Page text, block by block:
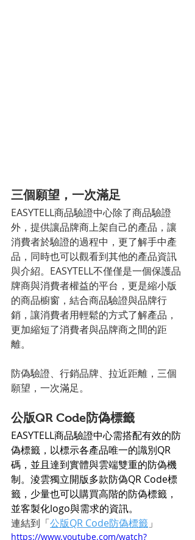
三個願望，一次滿足
EASYTELL商品驗證中心除了商品驗證
外，提供讓品牌商上架自己的產品，讓
消費者於驗證的過程中，更了解手中產
品，同時也可以觀看到其他的產品資訊
與介紹。EASYTELL不僅僅是一個保護品
牌商與消費者權益的平台，更是縮小版
的商品櫥窗，結合商品驗證與品牌行
銷，讓消費者用輕鬆的方式了解產品，
更加縮短了消費者與品牌商之間的距
離。
防偽驗證、行銷品牌、拉近距離，三個
願望，一次滿足。
公版QR Code防偽標籤
EASYTELL商品驗證中心需搭配有效的防
偽標籤，以標示各產品唯一的識別QR
碼，並且達到實體與雲端雙重的防偽機
制。淩雲獨立開版多款防偽QR Code標
籤，少量也可以購買高階的防偽標籤，
並客製化logo與需求的資訊。
連結到「公版QR Code防偽標籤 」
https://www.youtube.com/watch?